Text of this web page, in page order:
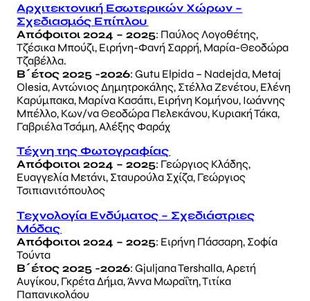
Αρχιτεκτονική Εσωτερικών Χώρων –
Σχεδιασμός Επίπλου
Απόφοιτοι 2024 – 2025: Παύλος Λογοθέτης,
Τζέσικα Μπούζι, Ειρήνη-Φανή Σαρρή, Μαρία-Θεοδώρα
Τζαβέλλα.
Β΄έτος 2025 -2026: Gutu Elpida – Nadejda, Metaj
Olesia, Αντώνιος Δημητροκάλης, Στέλλα Ζενέτου, Ελένη
Καρύμπακα, Μαρίνα Κασάπι, Ειρήνη Κομήνου, Ιωάννης
Μπέλλο, Κων/να Θεοδώρα Πελεκάνου, Κυριακή Τάκα,
Γαβριέλα Τσάμη, Αλέξης Φαράχ
Τέχνη της Φωτογραφίας
Απόφοιτοι 2024 – 2025: Γεώργιος Κλάδης,
Ευαγγελία Mετάνι, Σταυρούλα Σχίζα, Γεώργιος
Τσιπιανιτόπουλος
Τεχνολογία Ενδύματος – Σχεδιάστριες
Μόδας
Απόφοιτοι 2024 – 2025: Ειρήνη Πάσσαρη, Σοφία
Τούντα
Β΄έτος 2025 -2026: Gjuljana Tershalla, Αρετή
Αυγίκου, Γκρέτα Δήμα, Άννα Μωραΐτη, Τιτίκα
Παπανικολάου